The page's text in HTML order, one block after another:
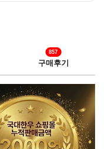
구매후기
857